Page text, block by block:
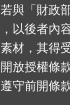
與「財政
以後者內
材，其得
放授權條
守前開條